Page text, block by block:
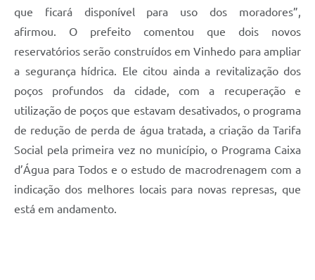
que ficará disponível para uso dos moradores”,
afirmou. O prefeito comentou que dois novos
reservatórios serão construídos em Vinhedo para ampliar
a segurança hídrica. Ele citou ainda a revitalização dos
poços profundos da cidade, com a recuperação e
utilização de poços que estavam desativados, o programa
de redução de perda de água tratada, a criação da Tarifa
Social pela primeira vez no município, o Programa Caixa
d’Água para Todos e o estudo de macrodrenagem com a
indicação dos melhores locais para novas represas, que
está em andamento.